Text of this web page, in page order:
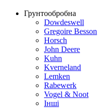
Грунтообробна
Dowdeswell
Gregoire Besson
Horsch
John Deere
Kuhn
Kverneland
Lemken
Rabewerk
Vogel & Noot
Інші